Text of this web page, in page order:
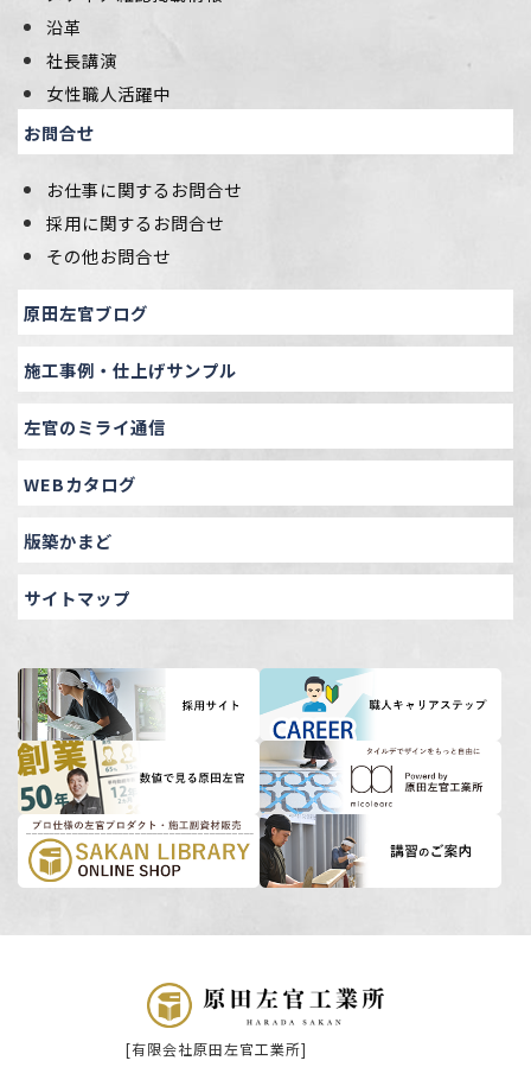
沿革
社長講演
女性職人活躍中
お問合せ
お仕事に関するお問合せ
採用に関するお問合せ
その他お問合せ
原田左官ブログ
施工事例・仕上げサンプル
左官のミライ通信
WEBカタログ
版築かまど
サイトマップ
[有限会社原田左官工業所]